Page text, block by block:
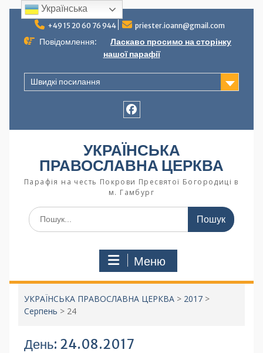
+49 15 20 60 76 944 priester.ioann@gmail.com
Повідомлення:
Ласкаво просимо на сторінку
нашої парафії
Швидкі посилання
УКРАЇНСЬКА
ПРАВОСЛАВНА ЦЕРКВА
Парафія на честь Покрови Пресвятої Богородиці в
м. Гамбург
Меню
УКРАЇНСЬКА ПРАВОСЛАВНА ЦЕРКВА> 2017>
Серпень > 24
День: 24.08.2017
Українська